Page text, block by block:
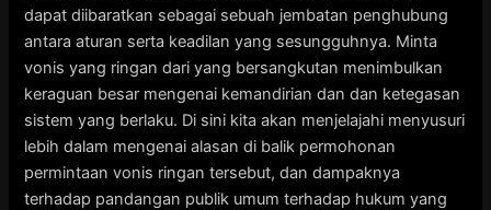
dapat diibaratkan sebagai sebuah jembatan penghubung
antara aturan serta keadilan yang sesungguhnya. Minta
vonis yang ringan dari yang bersangkutan menimbulkan
keraguan besar mengenai kemandirian dan dan ketegasan
sistem yang berlaku. Di sini kita akan menjelajahi menyusuri
lebih dalam mengenai alasan di balik permohonan
permintaan vonis ringan tersebut, dan dampaknya
terhadap pandangan publik umum terhadap hukum yang